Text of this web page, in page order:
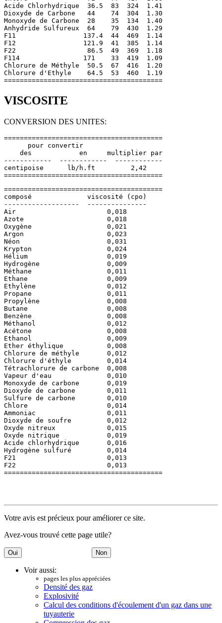
Acide Chlorhydrique  36.5  83  324  1.41
Dioxyde de Carbone   44    74  304  1.30
Monoxyde de Carbone  28    35  134  1.40
Anhydride Sulfureux  64    79  430  1.29
F11                 137.4  44  469  1.14
F12                 121.9  41  385  1.14
F22                  86.5  49  369  1.18
F114                171    33  419  1.09
Chlorure de Méthyle  50.5  67  416  1.20
Chlorure d'Ethyle    64.5  53  460  1.19
VISCOSITE
CONVERSION DES UNITES:
========================================
      pour convertir
    des            en     multiplier par
------------  ------------  ------------
centipoise      lb/h.ft         2,42
========================================
composé              viscosité (cpo)
-------------------  ---------------
Air                       0,018
Azote                     0,018
Oxygène                   0,021
Argon                     0,023
Néon                      0,031
Krypton                   0,024
Hélium                    0,019
Hydrogène                 0,009
Méthane                   0,011
Ethane                    0,009
Ethylène                  0,012
Propane                   0,011
Propylène                 0,008
Butane                    0,008
Benzène                   0,008
Méthanol                  0,012
Acétone                   0,008
Ethanol                   0,009
Ether éthylique           0,008
Chlorure de méthyle       0,012
Chlorure d'éthyle         0,014
Tétrachlorure de carbone  0,008
Vapeur d'eau              0,010
Monoxyde de carbone       0,019
Dioxyde de carbone        0,011
Sulfure de carbone        0,010
Chlore                    0,014
Ammoniac                  0,011
Dioxyde de soufre         0,012
Oxyde nitreux             0,015
Oxyde nitrique            0,019
Acide chlorhydrique       0,016
Hydrogène sulfuré         0,014
F21                       0,013
F22                       0,013
Votre avis est précieux pour améliorer ce site.
Avez-vous trouvé cette page utile?
Voir aussi:
pages les plus appréciées
Densité des gaz
Explosivité
Calcul des conditions d'écoulement d'un gaz dans une
tuyauterie